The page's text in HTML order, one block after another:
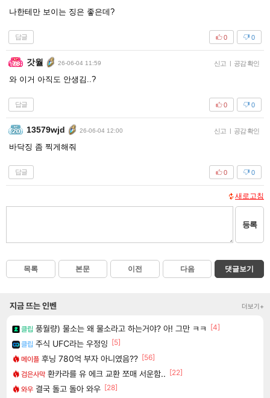
나한테만 보이는 징은 좋은데?
답글 0
0
갓월 26-06-04 11:59 신고 | 공감 확인
와 이거 아직도 안생김..?
답글 0
0
13579wjd 26-06-04 12:00 신고 | 공감 확인
바닥징 좀 찍게해줘
답글 0
0
새로고침
등록
목록 본문 이전 다음 댓글보기
지금 뜨는 인벤 더보기+
클립 풍월량) 물소는 왜 물소라고 하는거야? 아! 그만 ㅋㅋ
[4]
클립 주식 UFC라는 우정잉 [5]
메이플 후닝 780억 부자 아니였음?? [56]
검은사막 환카라를 유 에크 교환 쪼매 서운함.. [22]
와우 결국 돌고 돌아 와우 [28]